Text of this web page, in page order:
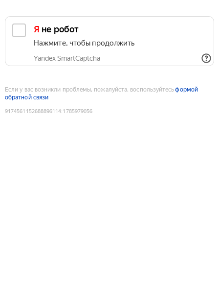
Я не робот
Нажмите, чтобы продолжить
Yandex SmartCaptcha
Если у вас возникли проблемы, пожалуйста, воспользуйтесьформой
обратной связи
9174561152688896114:1785979056